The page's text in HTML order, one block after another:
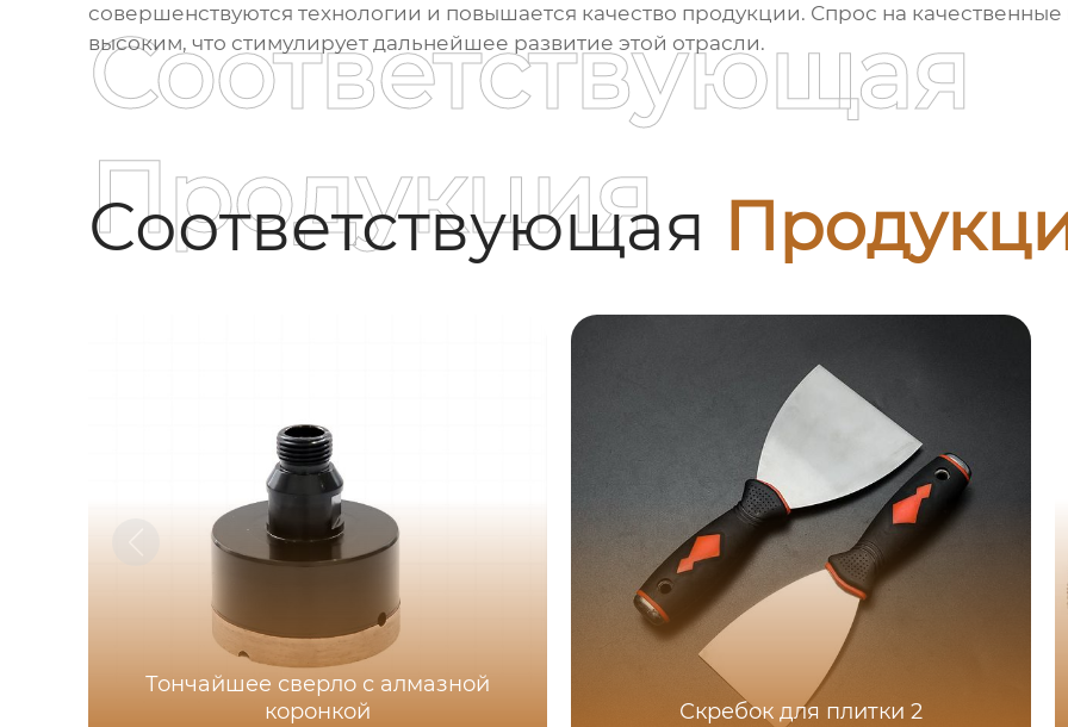
совершенствуются технологии и повышается качество продукции. Спрос на
высоким, что стимулирует дальнейшее развитие этой отрасли.
Соответствующая
Соответствующая
Продукция
Тончайшее сверло с алмазной
коронкой
Скребок для плитки 2